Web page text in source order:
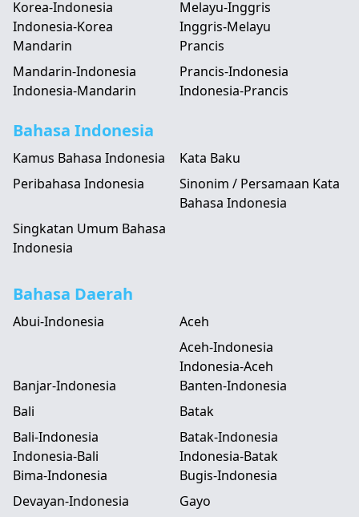
Korea-Indonesia
Indonesia-Korea
Melayu-Inggris
Inggris-Melayu
Mandarin
Mandarin-Indonesia
Indonesia-Mandarin
Prancis
Prancis-Indonesia
Indonesia-Prancis
Bahasa Indonesia
Kamus Bahasa Indonesia
Kata Baku
Peribahasa Indonesia
Sinonim / Persamaan Kata
Bahasa Indonesia
Singkatan Umum Bahasa
Indonesia
Bahasa Daerah
Abui-Indonesia
Aceh
Aceh-Indonesia
Indonesia-Aceh
Banjar-Indonesia
Banten-Indonesia
Bali
Bali-Indonesia
Indonesia-Bali
Batak
Batak-Indonesia
Indonesia-Batak
Bima-Indonesia
Bugis-Indonesia
Devayan-Indonesia
Gayo